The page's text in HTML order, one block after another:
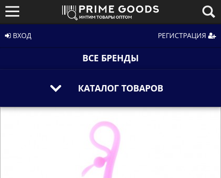
ВХОД РЕГИСТРАЦИЯ
ВСЕ БРЕНДЫ
КАТАЛОГ ТОВАРОВ